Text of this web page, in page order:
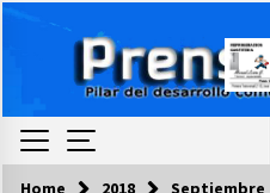
Home 2018 Septiembre